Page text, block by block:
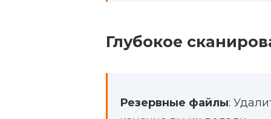
Глубокое
Резервные файлы: